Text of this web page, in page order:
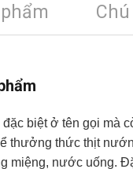
đặc biệt ở tên gọi mà
thưởng thức thịt
miệng, nước uống.